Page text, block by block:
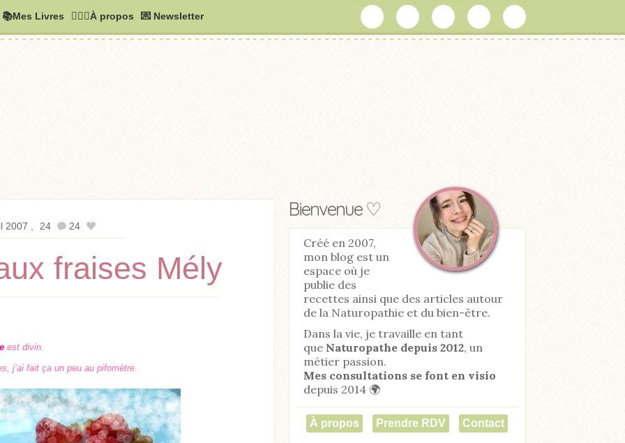
📚Mes Livres 🧚🏻‍♂️À propos 💌 Newsletter
2007 24 24
fraises Mély
est divin.
j’ai fait ça un peu au pifomètre.
Bienvenue ♡
Créé en 2007,
mon blog est un
espace où je
publie des
recettes ainsi que des articles autour
de la Naturopathie et du bien-être.
Dans la vie, je travaille en tant
que Naturopathe depuis 2012, un
métier passion.
Mes consultations se font en visio
depuis 2014 🌍
À propos Prendre RDV Contact